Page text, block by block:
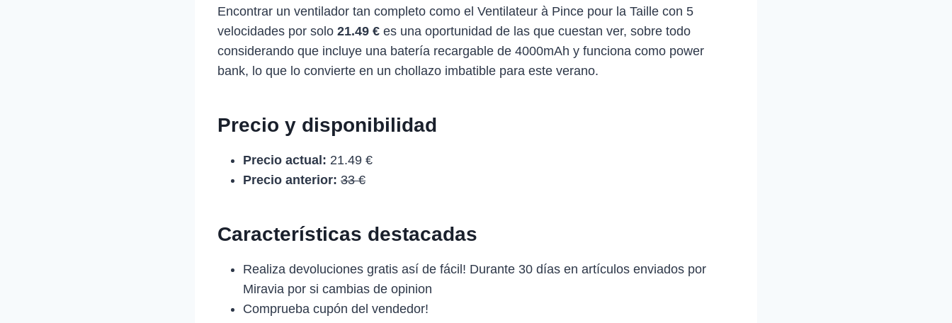
Encontrar un ventilador tan completo como el Ventilateur à Pince pour la Taille con 5
velocidades por solo 21.49 € es una oportunidad de las que cuestan ver, sobre todo
considerando que incluye una batería recargable de 4000mAh y funciona como power
bank, lo que lo convierte en un chollazo imbatible para este verano.
Precio y disponibilidad
Precio actual: 21.49 €
Precio anterior: 33 €
Características destacadas
Realiza devoluciones gratis así de fácil! Durante 30 días en artículos enviados por
Miravia por si cambias de opinion
Comprueba cupón del vendedor!